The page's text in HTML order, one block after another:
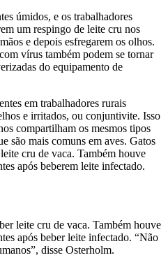
úmidos, e os trabalhadores
um respingo de leite cru nos
e depois esfregarem os olhos.
vírus também podem se tornar
do equipamento de
em trabalhadores rurais
e irritados, ou conjuntivite. Isso
compartilham os mesmos tipos
são mais comuns em aves. Gatos
cru de vaca. Também houve
após beberem leite infectado.
leite cru de vaca. Também houve
após beber leite infectado. “Não
disse Osterholm.